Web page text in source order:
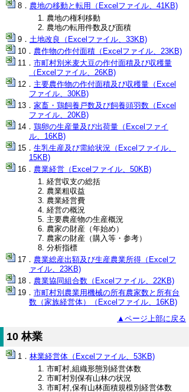
農地の移動と転用（Excelファイル、41KB)
農地の権利移動
農地の転用件数及び面積
土地改良（Excelファイル、33KB)
農作物の作付面積（Excelファイル、23KB)
市町村別米麦大豆の作付面積及び収穫量
（Excelファイル、26KB)
主要農作物の作付面積及び収穫量（Excel
ファイル、30KB)
家畜・鶏飼養戸数及び飼養頭羽数（Excel
ファイル、20KB)
鶏卵の生産量及び出荷量（Excelファイ
ル、16KB)
生乳生産及び需給状況（Excelファイル、
15KB)
農業経営（Excelファイル、50KB)
経営収支の総括
農業粗収益
農業経営費
経営の概況
主要農産物の生産概況
農家の財産（年始め）
農家の財産（購入等・参考）
分析指標
農業総産出額及び生産農業所得（Excelフ
ァイル、23KB)
農業協同組合数（Excelファイル、22KB)
市町村別農業用機械の所有農家数と所有台
数（家族経営体）（Excelファイル、16KB)
▲ページ上部に戻る
10 林業
林業経営体（Excelファイル、53KB)
市町村,組織形態別経営体数
市町村別保有山林の状況
市町村,保有山林面積規模別経営体数